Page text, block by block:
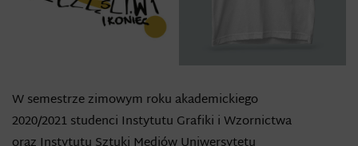
W semestrze zimowym roku akademickiego
2020/2021 studenci Instytutu Grafiki i Wzornictwa